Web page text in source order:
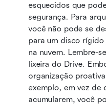
esquecidos que
segurança. Para
você não pode se
para um disco
na nuvem. Lembre-
lixeira do Drive.
organização
exemplo, em vez de
acumularem, você